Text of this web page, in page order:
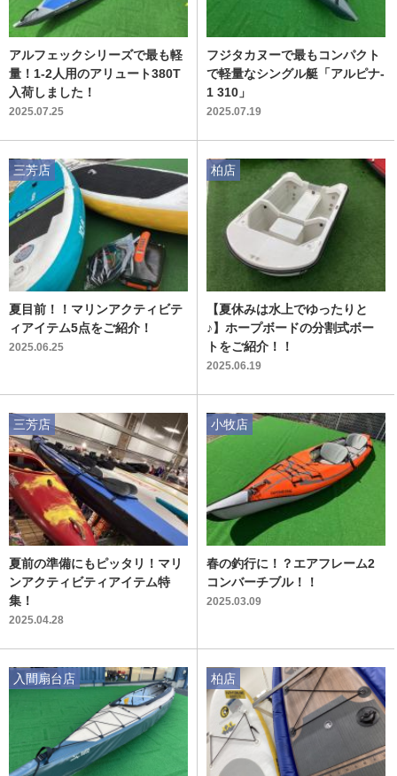
アルフェックシリーズで最も軽
量！1-2人用のアリュート380T
入荷しました！
2025.07.25
フジタカヌーで最もコンパクト
で軽量なシングル艇「アルピナ-
1 310」
2025.07.19
夏目前！！マリンアクティビテ
ィアイテム5点をご紹介！
2025.06.25
三芳店
【夏休みは水上でゆったりと
♪】ホープボードの分割式ボー
トをご紹介！！
2025.06.19
柏店
夏前の準備にもピッタリ！マリ
ンアクティビティアイテム特
集！
2025.04.28
三芳店
春の釣行に！？エアフレーム2
コンバーチブル！！
2025.03.09
小牧店
入間扇台店 柏店